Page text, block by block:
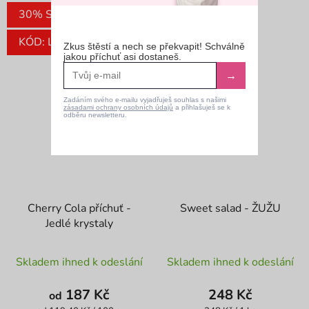
30% SLEVA
KÓD: LETO30
Cherry Cola příchuť -
Jedlé krystaly
hodnocení
produktu
je
Skladem ihned k odeslání
od 187 Kč
Sweet salad - ŽUŽU
Skladem ihned k odeslání
248 Kč
Zkus štěstí a nech se překvapit! Schválně
jakou příchuť asi dostaneš.
→
Zadáním svého e-mailu vyjadřuješ souhlas s našimi
zásadami ochrany osobních údajů a přihlašuješ se k
odběru newsletteru.